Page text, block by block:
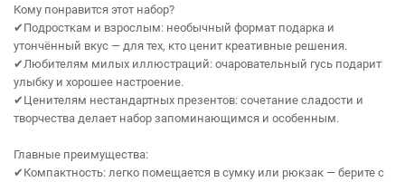
Кому понравится этот набор?
✔Подросткам и взрослым: необычный формат подарка и
утончённый вкус — для тех, кто ценит креативные решения.
✔Любителям милых иллюстраций: очаровательный гусь подарит
улыбку и хорошее настроение.
✔Ценителям нестандартных презентов: сочетание сладости и
творчества делает набор запоминающимся и особенным.
Главные преимущества:
✔Компактность: легко помещается в сумку или рюкзак — берите с